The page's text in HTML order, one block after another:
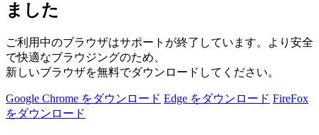
ました
ご利用中のブラウザはサポートが終了しています。より安全
で快適なブラウジングのため、
新しいブラウザを無料でダウンロードしてください。
Google Chrome をダウンロード Edge をダウンロード FireFox
をダウンロード